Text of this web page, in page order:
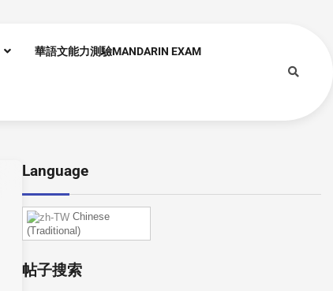
華語文能力測驗MANDARIN EXAM
Language
Chinese
(Traditional)
帖子搜索